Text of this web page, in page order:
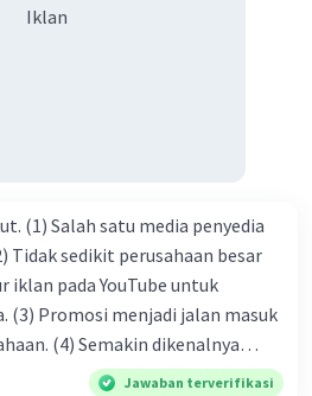
bisa berkumpul di sini. Kalimat
Iklan
Tidak sedikit perusahaan besar
pada YouTube untuk
semakin besar pula peluang
Jawaban terverifikasi